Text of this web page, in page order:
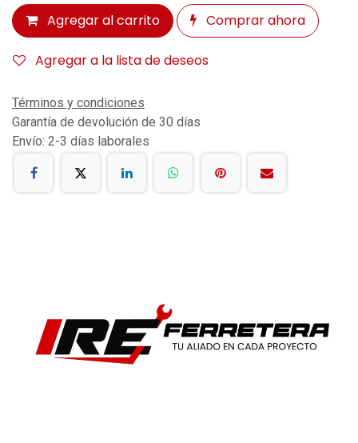
Agregar al carrito Comprar ahora
Agregar a la lista de deseos
Términos y condiciones
Garantía de devolución de 30 días
Envío: 2-3 días laborales